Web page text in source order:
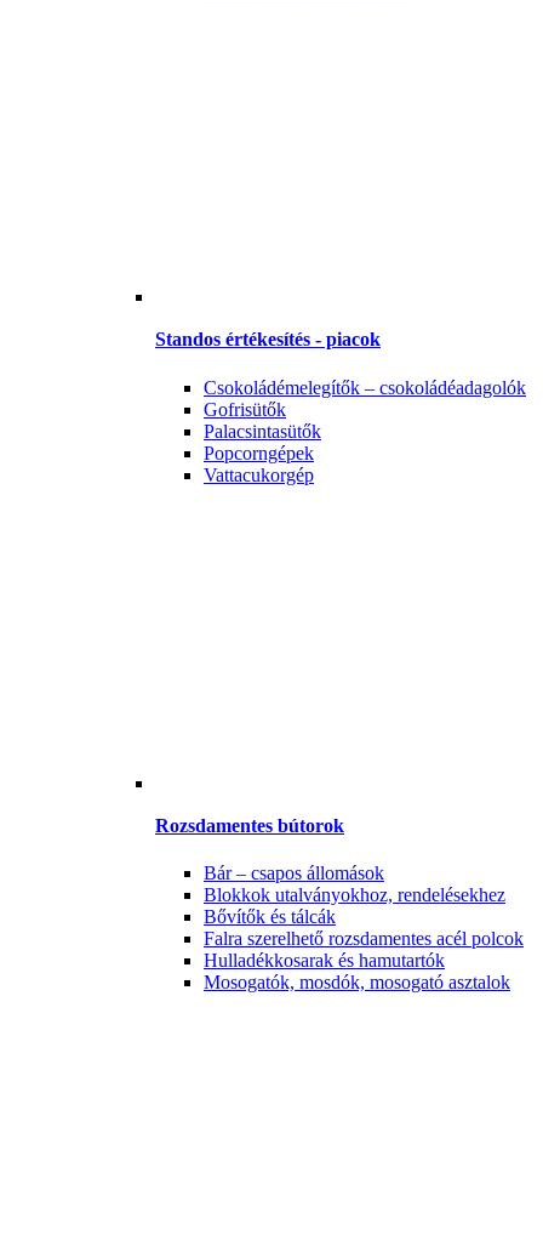
Standos értékesítés - piacok
Csokoládémelegítők – csokoládéadagolók
Gofrisütők
Palacsintasütők
Popcorngépek
Vattacukorgép
Rozsdamentes bútorok
Bár – csapos állomások
Blokkok utalványokhoz, rendelésekhez
Bővítők és tálcák
Falra szerelhető rozsdamentes acél polcok
Hulladékkosarak és hamutartók
Mosogatók, mosdók, mosogató asztalok